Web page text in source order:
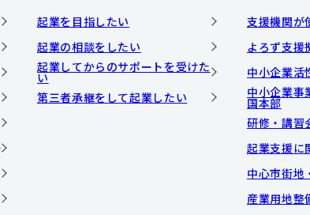
起業を目指したい
起業の相談をしたい
起業してからのサポートを受けた
い
第三者承継をして起業したい
支援機関が
よろず支援
中小企業活
中小企業事
国本部
研修・講習
起業支援に
中心市街地
産業用地整